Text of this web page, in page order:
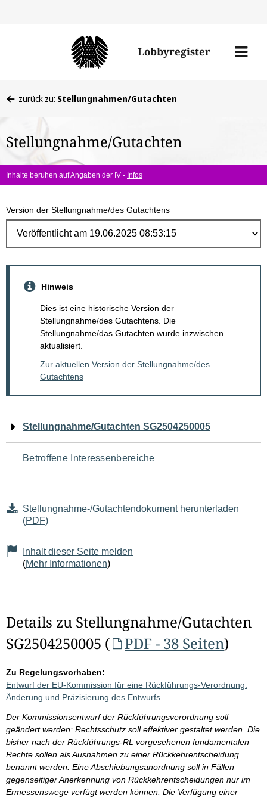
Lobbyregister
Menü
befinden
hier:
zurück zu: Stellungnahmen/Gutachten
Stellungnahme/Gutachten
Inhalte beruhen auf Angaben der IV - Infos
Version der Stellungnahme/des Gutachtens
Hinweis
Dies ist eine historische Version der
Stellungnahme/des Gutachtens. Die
Stellungnahme/das Gutachten wurde inzwischen
aktualisiert.
Zur aktuellen Version der Stellungnahme/des
Gutachtens
Navigation
für
den
Seiteninhalt
Stellungnahme/Gutachten SG2504250005
Betroffene Interessenbereiche
Stellungnahme-/Gutachtendokument herunterladen
(PDF)
Inhalt dieser Seite melden
(Mehr Informationen)
Details zu Stellungnahme/Gutachten
SG2504250005 (
PDF - 38 Seiten)
Zu Regelungsvorhaben:
Entwurf der EU-Kommission für eine Rückführungs-Verordnung:
Änderung und Präzisierung des Entwurfs
Der Kommissionsentwurf der Rückführungsverordnung soll
geändert werden: Rechtsschutz soll effektiver gestaltet werden. Die
bisher nach der Rückführungs-RL vorgesehenen fundamentalen
Rechte sollen als Ausnahmen zu einer Rückkehrentscheidung
benannt werden. Eine Abschiebungsanordnung soll in Fällen
gegenseitiger Anerkennung von Rückkehrentscheidungen nur im
Ermessenswege verfügt werden können. Die Verfügung einer